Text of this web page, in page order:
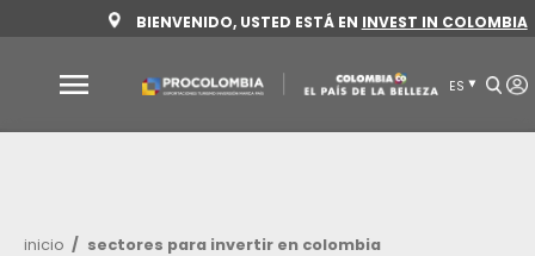
al
contenido
principal
BIENVENIDO, USTED ESTÁ ENINVEST
Colombia